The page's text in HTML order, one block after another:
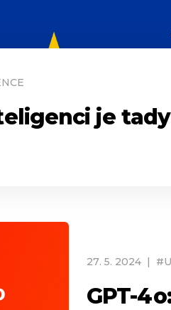
je tady
27. 5. 2024 | #
GPT-